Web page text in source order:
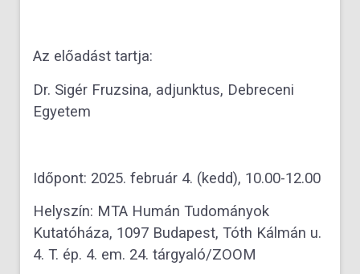
Az előadást tartja:
Dr. Sigér Fruzsina, adjunktus, Debreceni
Egyetem
Időpont: 2025. február 4. (kedd), 10.00-12.00
Helyszín: MTA Humán Tudományok
Kutatóháza, 1097 Budapest, Tóth Kálmán u.
4. T. ép. 4. em. 24. tárgyaló/ZOOM